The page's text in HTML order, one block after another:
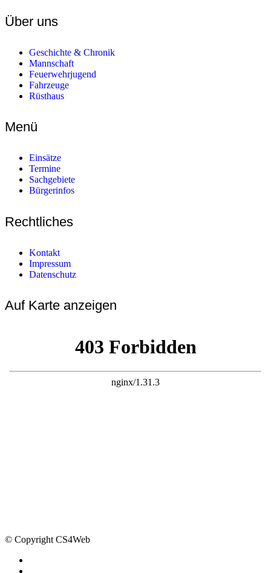
Über uns
Geschichte & Chronik
Mannschaft
Feuerwehrjugend
Fahrzeuge
Rüsthaus
Menü
Einsätze
Termine
Sachgebiete
Bürgerinfos
Rechtliches
Kontakt
Impressum
Datenschutz
Auf Karte anzeigen
© Copyright CS4Web